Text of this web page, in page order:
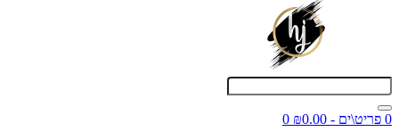
0 פריט\ים - ₪0.00
0